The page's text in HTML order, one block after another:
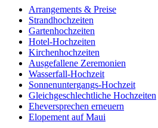
Arrangements & Preise
Strandhochzeiten
Gartenhochzeiten
Hotel-Hochzeiten
Kirchenhochzeiten
Ausgefallene Zeremonien
Wasserfall-Hochzeit
Sonnenuntergangs-Hochzeit
Gleichgeschlechtliche Hochzeiten
Eheversprechen erneuern
Elopement auf Maui